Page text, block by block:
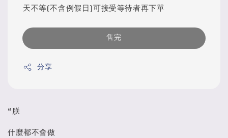
天不等(不含例假日)可接受等待者再下單
售完
分享
“朕
什麼都不會做